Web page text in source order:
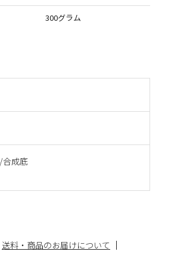
成底
送料・商品のお届けについて
300グラム